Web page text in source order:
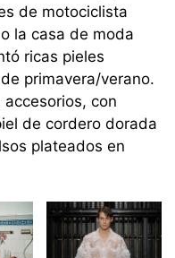
de motociclista
la casa de moda
ricas pieles
primavera/verano.
con
de cordero dorada
plateados en